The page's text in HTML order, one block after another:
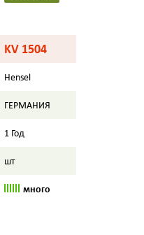
KV 1504
Hensel
ГЕРМАНИЯ
1 Год
шт
много